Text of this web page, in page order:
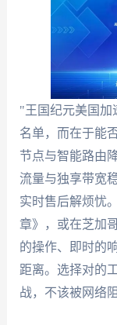
"王国纪元美国加
名单，而在于能
节点与智能路由
流量与独享带宽
实时售后解烦忧
章》，或在芝加
的操作、即时的
距离。选择对的
战，不该被网络阻